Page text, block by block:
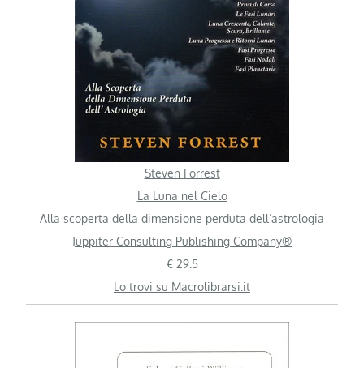
Steven Forrest
La Luna nel Cielo
Alla scoperta della dimensione perduta dell’astrologia
Juppiter Consulting Publishing Company®
€ 29.5
Lo trovi su Macrolibrarsi.it